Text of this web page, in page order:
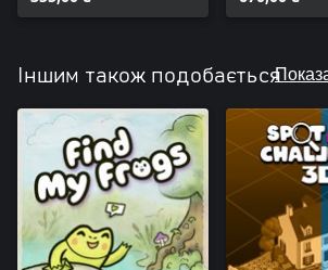
Іншим також подобається